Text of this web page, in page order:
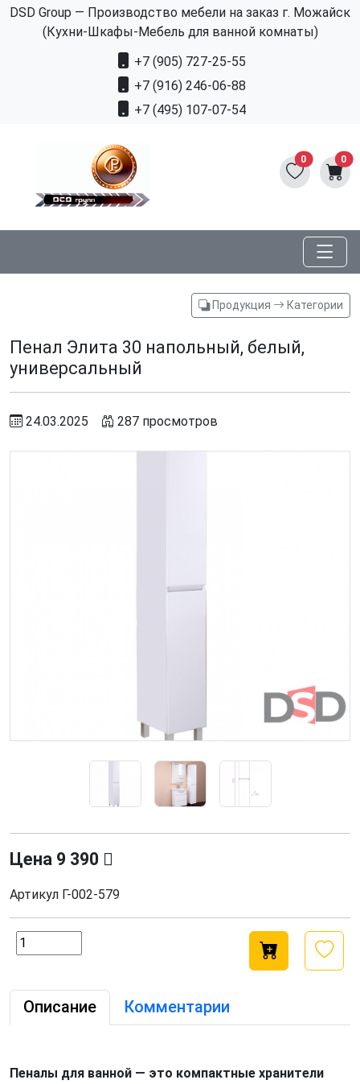
DSD Group — Производство мебели на заказ г. Можайск
(Кухни-Шкафы-Мебель для ванной комнаты)
+7 (905) 727-25-55
+7 (916) 246-06-88
+7 (495) 107-07-54
0 0
Продукция Категории
Пенал Элита 30 напольный, белый,
универсальный
24.03.2025 287 просмотров
Цена 9 390
Артикул Г-002-579
Описание Комментарии
Пеналы для ванной — это компактные хранители